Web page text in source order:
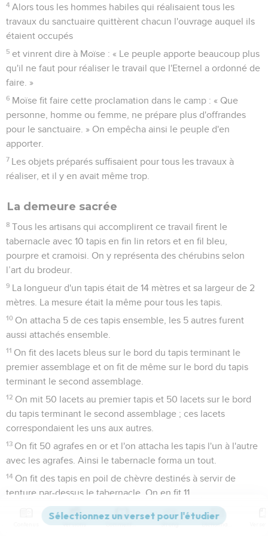
4 Alors tous les hommes habiles qui réalisaient tous les
travaux du sanctuaire quittèrent chacun l'ouvrage auquel ils
étaient occupés
5 et vinrent dire à Moïse : « Le peuple apporte beaucoup plus
qu'il ne faut pour réaliser le travail que l'Eternel a ordonné de
faire. »
6 Moïse fit faire cette proclamation dans le camp : « Que
personne, homme ou femme, ne prépare plus d'offrandes
pour le sanctuaire. » On empêcha ainsi le peuple d'en
apporter.
7 Les objets préparés suffisaient pour tous les travaux à
réaliser, et il y en avait même trop.
La demeure sacrée
8 Tous les artisans qui accomplirent ce travail firent le
tabernacle avec 10 tapis en fin lin retors et en fil bleu,
pourpre et cramoisi. On y représenta des chérubins selon
l’art du brodeur.
9 La longueur d'un tapis était de 14 mètres et sa largeur de 2
mètres. La mesure était la même pour tous les tapis.
10 On attacha 5 de ces tapis ensemble, les 5 autres furent
aussi attachés ensemble.
11 On fit des lacets bleus sur le bord du tapis terminant le
premier assemblage et on fit de même sur le bord du tapis
terminant le second assemblage.
12 On mit 50 lacets au premier tapis et 50 lacets sur le bord
du tapis terminant le second assemblage ; ces lacets
correspondaient les uns aux autres.
13 On fit 50 agrafes en or et l'on attacha les tapis l'un à l'autre
avec les agrafes. Ainsi le tabernacle forma un tout.
14 On fit des tapis en poil de chèvre destinés à servir de
tenture par-dessus le tabernacle. On en fit 11.
La longueur d'un tapis était de 15 mètres et sa largeur de 2
mètres. La mesure était la même pour les 11 tapis.
Versions Commentaires Strong